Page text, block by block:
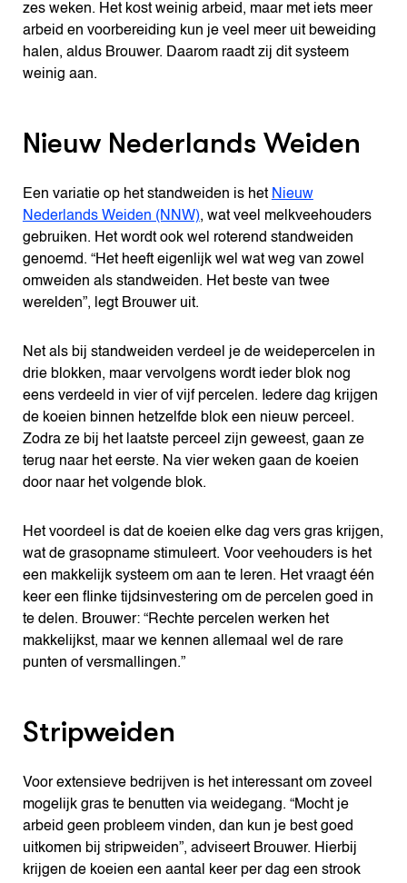
zes weken. Het kost weinig arbeid, maar met iets meer
arbeid en voorbereiding kun je veel meer uit beweiding
halen, aldus Brouwer. Daarom raadt zij dit systeem
weinig aan.
Nieuw Nederlands Weiden
Een variatie op het standweiden is het Nieuw
Nederlands Weiden (NNW), wat veel melkveehouders
gebruiken. Het wordt ook wel roterend standweiden
genoemd. “Het heeft eigenlijk wel wat weg van zowel
omweiden als standweiden. Het beste van twee
werelden”, legt Brouwer uit.
Net als bij standweiden verdeel je de weidepercelen in
drie blokken, maar vervolgens wordt ieder blok nog
eens verdeeld in vier of vijf percelen. Iedere dag krijgen
de koeien binnen hetzelfde blok een nieuw perceel.
Zodra ze bij het laatste perceel zijn geweest, gaan ze
terug naar het eerste. Na vier weken gaan de koeien
door naar het volgende blok.
Het voordeel is dat de koeien elke dag vers gras krijgen,
wat de grasopname stimuleert. Voor veehouders is het
een makkelijk systeem om aan te leren. Het vraagt één
keer een flinke tijdsinvestering om de percelen goed in
te delen. Brouwer: “Rechte percelen werken het
makkelijkst, maar we kennen allemaal wel de rare
punten of versmallingen.”
Stripweiden
Voor extensieve bedrijven is het interessant om zoveel
mogelijk gras te benutten via weidegang. “Mocht je
arbeid geen probleem vinden, dan kun je best goed
uitkomen bij stripweiden”, adviseert Brouwer. Hierbij
krijgen de koeien een aantal keer per dag een strook